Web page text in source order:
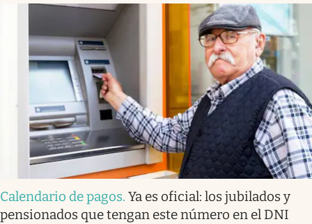
Calendario de pagos. Ya es oficial: los jubilados y
pensionados que tengan este número en el DNI